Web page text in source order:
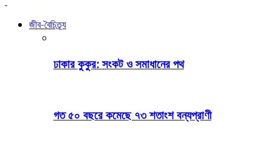
জীব-বৈচিত্র্য
ঢাকার কুকুর: সংকট ও সমাধানের পথ
গত ৫০ বছরে কমেছে ৭৩ শতাংশ বন্যপ্রাণী